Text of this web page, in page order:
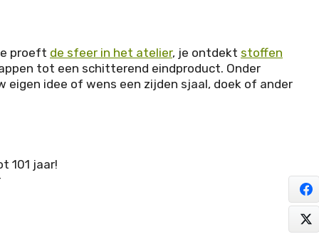
proeft de sfeer in het atelier, je ontdekt stoffen
tot een schitterend eindproduct. Onder
eigen idee of wens een zijden sjaal, doek of ander
101 jaar!